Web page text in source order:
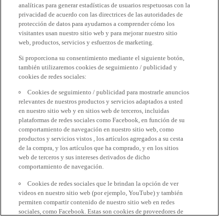
analíticas para generar estadísticas de usuarios respetuosas con la
privacidad de acuerdo con las directrices de las autoridades de
protección de datos para ayudarnos a comprender cómo los
visitantes usan nuestro sitio web y para mejorar nuestro sitio
web, productos, servicios y esfuerzos de marketing.
Si proporciona su consentimiento mediante el siguiente botón,
también utilizaremos cookies de seguimiento / publicidad y
cookies de redes sociales:
Cookies de seguimiento / publicidad para mostrarle anuncios
relevantes de nuestros productos y servicios adaptados a usted
en nuestro sitio web y en sitios web de terceros, incluidas
plataformas de redes sociales como Facebook, en función de su
comportamiento de navegación en nuestro sitio web, como
productos y servicios vistos , los artículos agregados a su cesta
de la compra, y los artículos que ha comprado, y en los sitios
web de terceros y sus intereses derivados de dicho
comportamiento de navegación.
Cookies de redes sociales que le brindan la opción de ver
videos en nuestro sitio web (por ejemplo, YouTube) y también
permiten compartir contenido de nuestro sitio web en redes
sociales, como Facebook. Estas son cookies de proveedores de